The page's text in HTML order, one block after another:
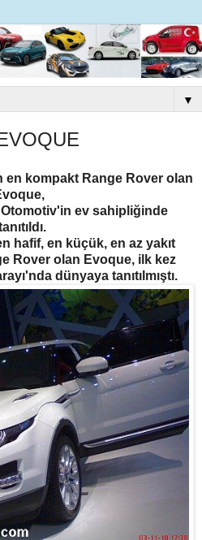
▼
en kompakt Range Rover olan
ev sahipliğinde
hafif, en küçük, en az yakıt
Rover olan Evoque, ilk kez
dünyaya tanıtılmıştı.